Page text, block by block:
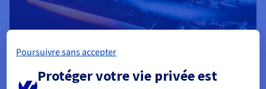
Infrastructure
Avec l’hébergement traditionnel, l’infrastructure est
Poursuivre sans accepter
Protéger votre vie privée est